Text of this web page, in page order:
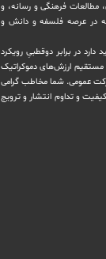
‏مطالعات فرهنگی و رسانه، و
در عرصه فلسفه و دانش و
دارد ‏در برابر دوقطبیِ رویکرد
مستقیم ارزش‌های دموکراتیک
عمومی. شما مخاطب گرامی
و تداوم انتشار و ترویج